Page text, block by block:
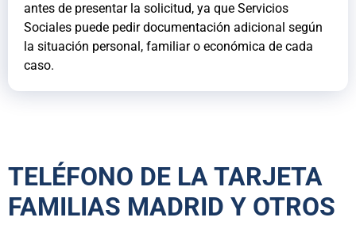
antes de presentar la solicitud, ya que Servicios
Sociales puede pedir documentación adicional según
la situación personal, familiar o económica de cada
caso.
TELÉFONO DE LA TARJETA
FAMILIAS MADRID Y OTROS